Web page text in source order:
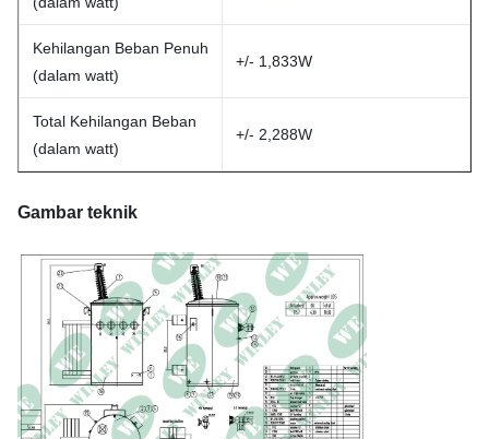
Kehilangan Beban Penuh
(dalam watt)
+/- 1,833W
Total Kehilangan Beban
(dalam watt)
+/- 2,288W
Gambar teknik